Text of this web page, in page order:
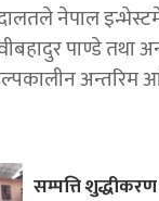
नेपाल
पाण्डे तथा
अन्तरिम
सम्पत्ति